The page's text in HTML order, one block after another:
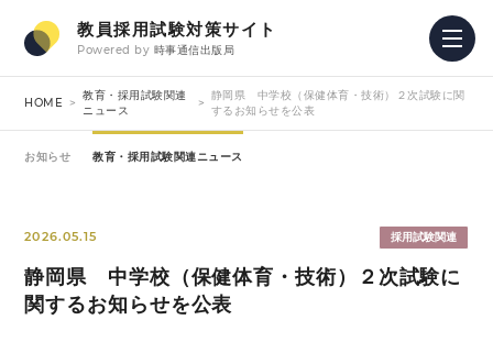
教員採用試験対策サイト
Powered by 時事通信出版局
HOME
教育・採用試験関連
ニュース
静岡県 中学校（保健体育・技術）２次試験に関
するお知らせを公表
お知らせ 教育・採用試験関連ニュース
2026.05.15 採用試験関連
静岡県 中学校（保健体育・技術）２次試験に
関するお知らせを公表